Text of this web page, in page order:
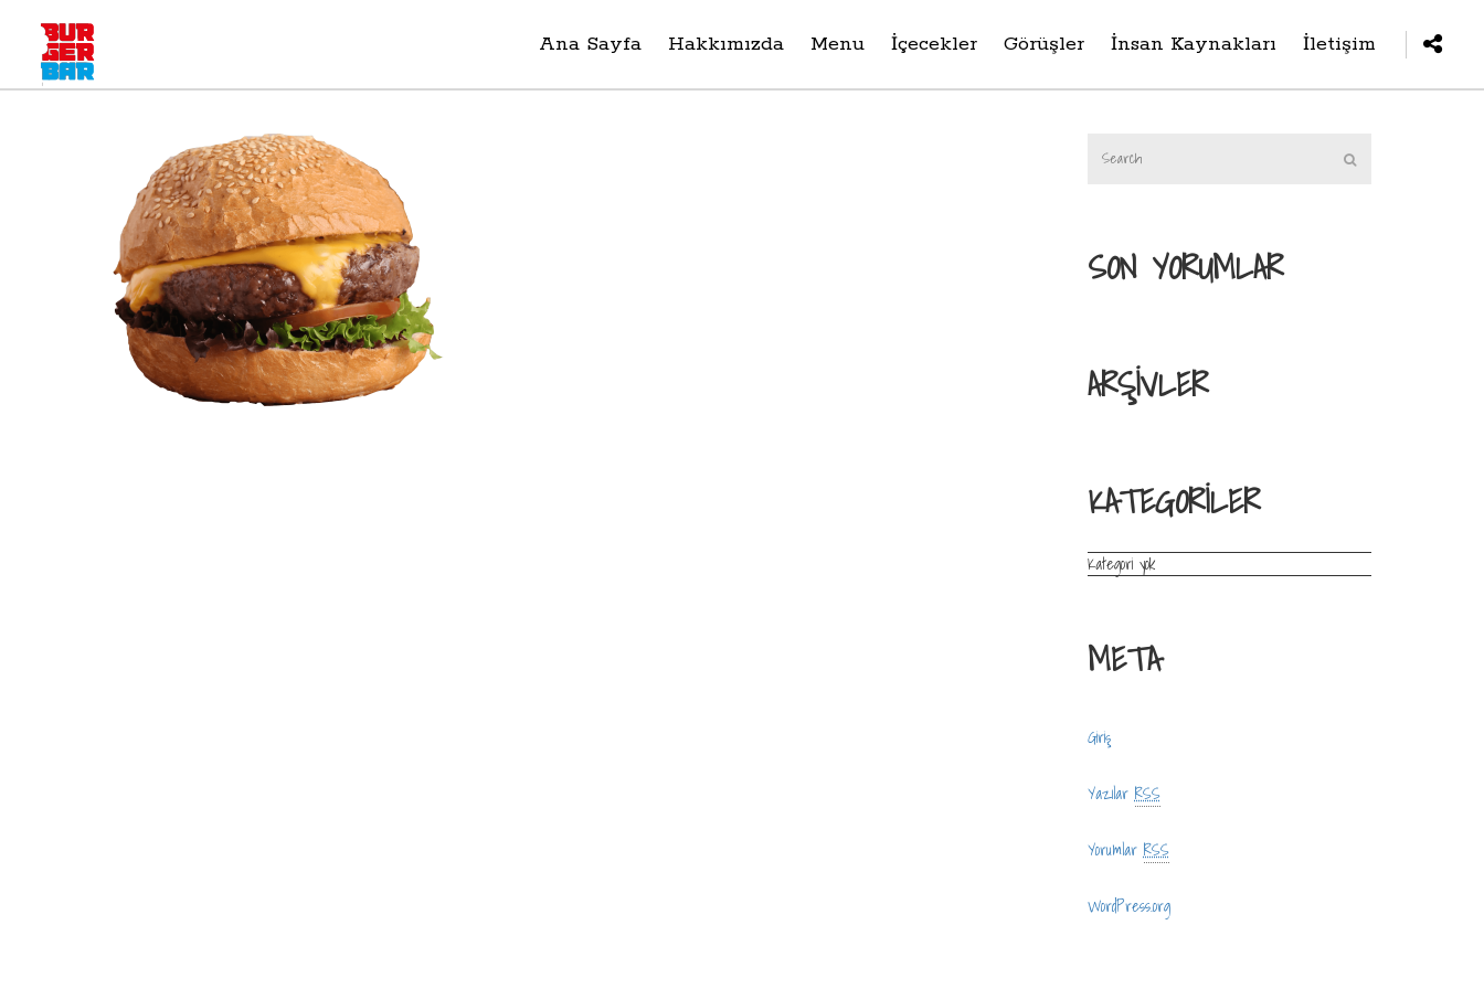
Ana Sayfa Hakkımızda Menu İçecekler Görüşler İnsan Kaynakları İletişim
SON YORUMLAR
ARŞIVLER
KATEGORILER
Kategori yok
META
Giriş
YazılarRSS
YorumlarRSS
WordPress.org